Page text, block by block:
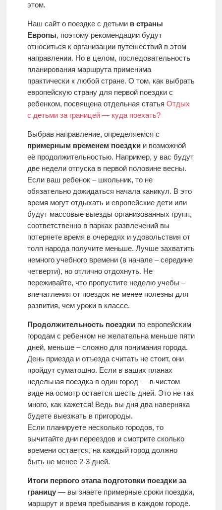
этом.
Наш сайт о поездке с детьми в страны
Европы, поэтому рекомендации будут
относиться к организации путешествий в этом
направлении. Но в целом, последовательность
планирования маршрута применима
практически к любой стране. О том, как выбрать
европейскую страну для первой поездки с
ребенком, посвящена отдельная статья Отдых
с детьми за границей — куда поехать?
Выбрав направление, определяемся с
примерным временем поездкии возможной
её продолжительностью. Например, у вас будут
две недели отпуска в первой половине весны.
Если ваш ребенок – школьник, то не
обязательно дожидаться начала каникул. В это
время могут отдыхать и европейские дети или
будут массовые выезды организованных групп,
соответственно в парках развлечений вы
потеряете время в очередях и удовольствия от
толп народа получите меньше. Лучше захватить
немного учебного времени (в начале – середине
четверти), но отлично отдохнуть. Не
переживайте, что пропустите неделю учебы –
впечатления от поездок не менее полезны для
развития, чем уроки в классе.
Продолжительность поездкипо европейским
городам с ребенком не желательна меньше пяти
дней, меньше – сложно для понимания города.
День приезда и отъезда считать не стоит, они
пройдут суматошно. Если в ваших планах
недельная поездка в один город — в чистом
виде на осмотр остается шесть дней. Это не так
много, как кажется! Ведь вы дня два наверняка
будете выезжать в пригороды.
Если планируете несколько городов, то
вычитайте дни переездов и смотрите сколько
времени остается, на каждый город должно
быть не менее 2-3 дней.
Итоги первого этапа подготовки поездки за
границу— вы знаете примерные сроки поездки,
маршрут и время пребывания в каждом городе.